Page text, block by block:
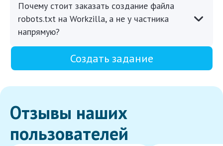
Почему стоит заказать создание файла
robots.txt на Workzilla, а не у частника
напрямую?
Создать задание
Отзывы наших
пользователей